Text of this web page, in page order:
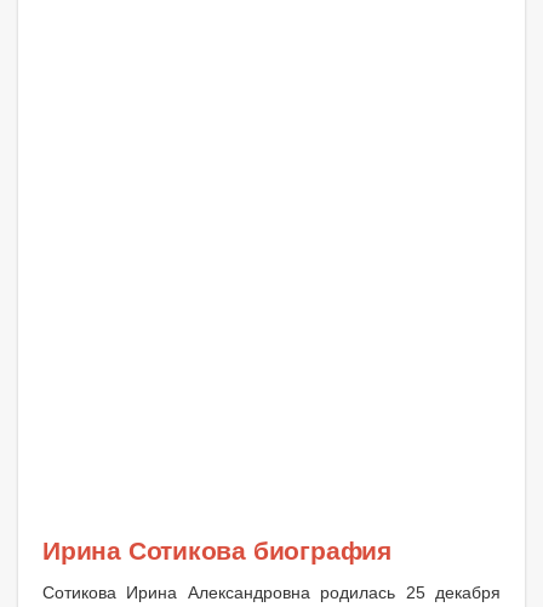
Ирина Сотикова биография
Сотикова Ирина Александровна родилась 25 декабря